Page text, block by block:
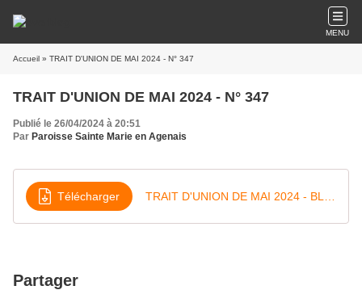
MENU
Accueil » TRAIT D'UNION DE MAI 2024 - N° 347
TRAIT D'UNION DE MAI 2024 - N° 347
Publié le 26/04/2024 à 20:51
Par Paroisse Sainte Marie en Agenais
Télécharger
Partager